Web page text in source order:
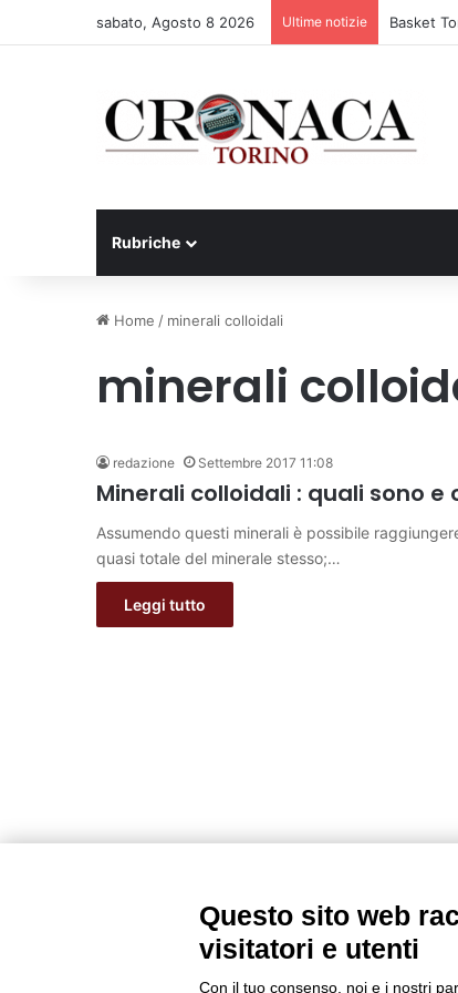
sabato, Agosto 8 2026 Ultime notizie Basket
Rubriche
Home / minerali colloidali
minerali
redazione Settembre 2017 11:08
Minerali colloidali : quali sono
Assumendo questi minerali è possibile
quasi totale del minerale stesso;…
Leggi tutto
Questo sito web
visitatori e utenti
Con il tuo consenso, noi e i nostri